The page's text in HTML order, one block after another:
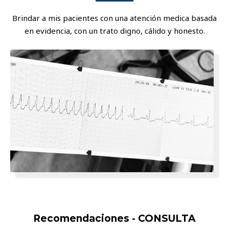
Brindar a mis pacientes con una atención medica basada
en evidencia, con un trato digno, cálido y honesto.
Recomendaciones - CONSULTA